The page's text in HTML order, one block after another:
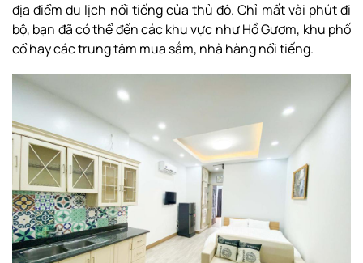
địa điểm du lịch nổi tiếng của thủ đô. Chỉ mất vài phút đi
bộ, bạn đã có thể đến các khu vực như Hồ Gươm, khu phố
cổ hay các trung tâm mua sắm, nhà hàng nổi tiếng.